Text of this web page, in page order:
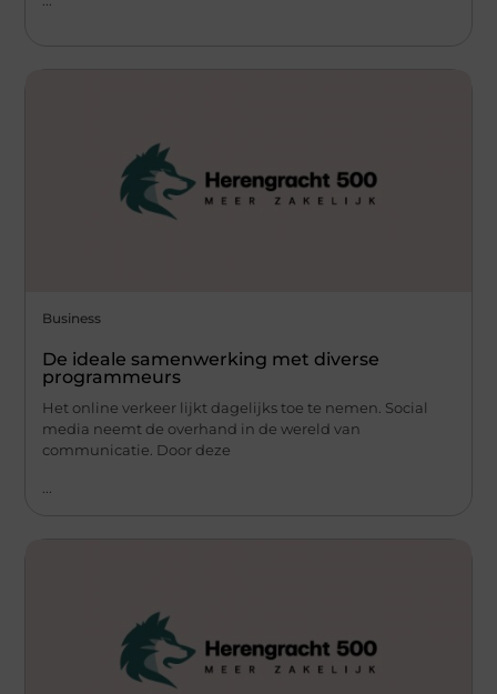
Business
De ideale samenwerking met diverse
programmeurs
Het online verkeer lijkt dagelijks toe te nemen. Social
media neemt de overhand in de wereld van
communicatie. Door deze